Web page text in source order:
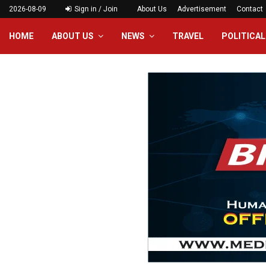
2026-08-09 Sign in / Join About Us Advertisement Contact
HOME ABOUT US NEWS TRAVEL POLITICAL